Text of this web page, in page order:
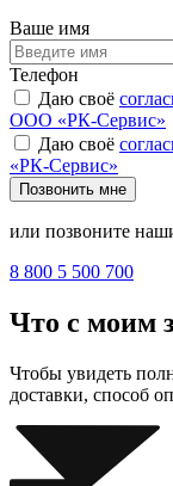
Ваше имя
Телефон
Даю своё
ООО «РК-Сервис»
Даю своё
«РК-Сервис»
Позвонить мне
или позвоните
8 800 5 500 700
Что с моим
Чтобы увидеть
доставки, способ